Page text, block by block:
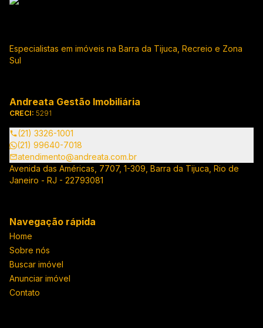
Especialistas em imóveis na Barra da Tijuca, Recreio e Zona
Sul
Andreata Gestão Imobiliária
CRECI: 5291
(21) 3326-1001
(21) 99640-7018
atendimento@andreata.com.br
Avenida das Américas, 7707, 1-309, Barra da Tijuca, Rio de
Janeiro - RJ - 22793081
Navegação rápida
Home
Sobre nós
Buscar imóvel
Anunciar imóvel
Contato